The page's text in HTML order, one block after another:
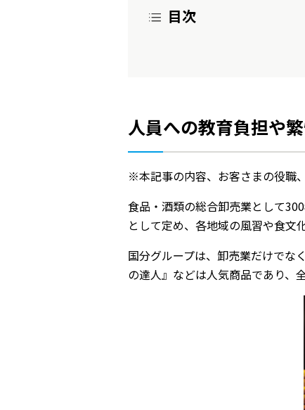
目次
人員への教育負担や
※本記事の内容、お客さまの役職
食品・酒類の総合卸売業として
として定め、各地域の風習や食文
国分グループは、卸売業だけでな
の達人』などは人気商品であり、